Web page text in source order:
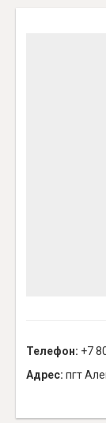
Телефон: +7
Адрес: пгт